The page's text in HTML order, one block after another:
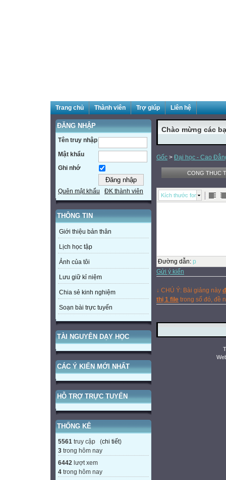
Trang chủ Thành viên Trợ giúp Liên hệ
ĐĂNG NHẬP
Tên truy nhập
Mật khẩu
Ghi nhớ
Quên mật khẩu ĐK thành viên
THÔNG TIN
Giới thiệu bản thân
Lịch học tập
Ảnh của tôi
Lưu giữ kỉ niệm
Chia sẻ kinh nghiệm
Soạn bài trực tuyến
TÀI NGUYÊN DẠY HỌC
CÁC Ý KIẾN MỚI NHẤT
HỖ TRỢ TRỰC TUYẾN
THỐNG KÊ
5561 truy cập (chi tiết)
3 trong hôm nay
6442 lượt xem
4 trong hôm nay
Chào mừng các
Gốc > Đại học - Cao
CONG THUC
Kích thước font
Đường dẫn: p
Gửi ý kiến
↓ CHÚ Ý: Bài giảng này
thị 1 file trong số đó, đề